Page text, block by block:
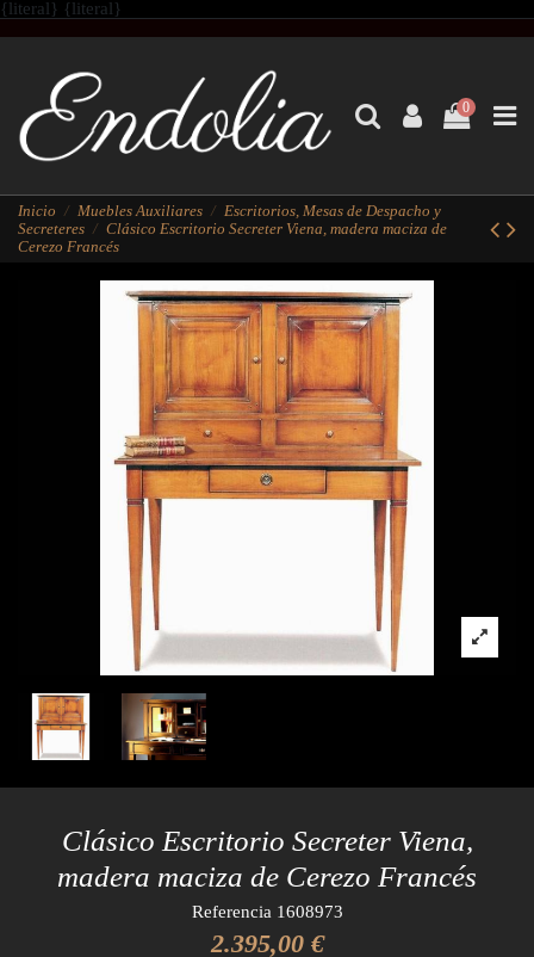
{literal} {literal}
0
Inicio Muebles Auxiliares
Escritorios, Mesas de Despacho y
Secreteres
Clásico Escritorio Secreter Viena, madera maciza de
Cerezo Francés
Clásico Escritorio Secreter Viena,
madera maciza de Cerezo Francés
Referencia 1608973
2.395,00 €